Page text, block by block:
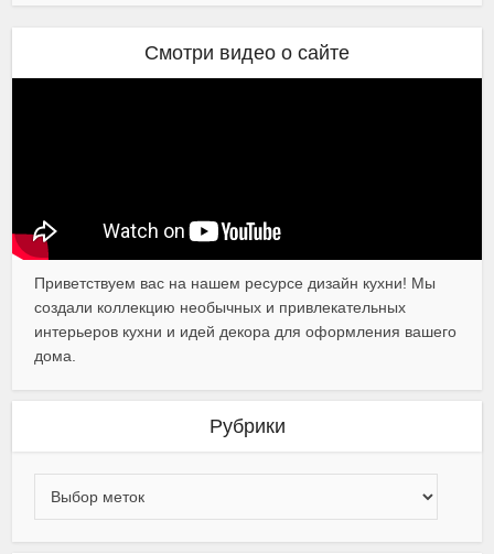
Смотри видео о сайте
Приветствуем вас на нашем ресурсе дизайн кухни! Мы
создали коллекцию необычных и привлекательных
интерьеров кухни и идей декора для оформления вашего
дома.
Рубрики